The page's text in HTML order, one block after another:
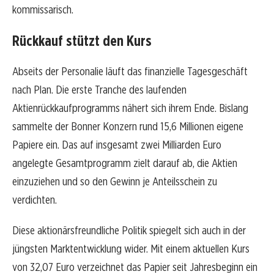
kommissarisch.
Rückkauf stützt den Kurs
Abseits der Personalie läuft das finanzielle Tagesgeschäft
nach Plan. Die erste Tranche des laufenden
Aktienrückkaufprogramms nähert sich ihrem Ende. Bislang
sammelte der Bonner Konzern rund 15,6 Millionen eigene
Papiere ein. Das auf insgesamt zwei Milliarden Euro
angelegte Gesamtprogramm zielt darauf ab, die Aktien
einzuziehen und so den Gewinn je Anteilsschein zu
verdichten.
Diese aktionärsfreundliche Politik spiegelt sich auch in der
jüngsten Marktentwicklung wider. Mit einem aktuellen Kurs
von 32,07 Euro verzeichnet das Papier seit Jahresbeginn ein